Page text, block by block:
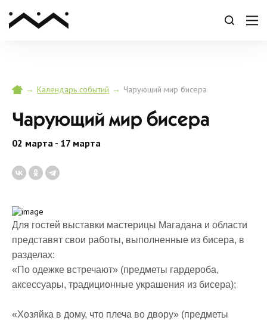
→ Календарь событий → Чарующий мир бисера
Чарующий мир бисера
02 марта - 17 марта
Для гостей выставки мастерицы Магадана и области
представят свои работы, выполненные из бисера, в
разделах:
«По одежке встречают» (предметы гардероба,
аксессуары, традиционные украшения из бисера);
«Хозяйка в дому, что плеча во двору» (предметы